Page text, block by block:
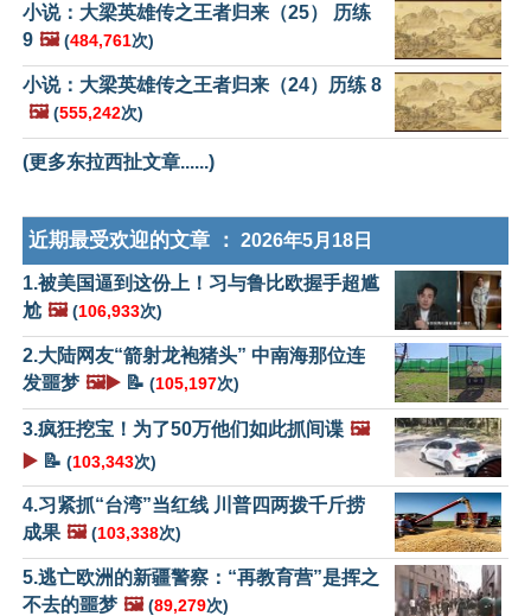
小说：大梁英雄传之王者归来（25） 历练
9 🖼️ (484,761次)
小说：大梁英雄传之王者归来（24）历练 8
🖼️ (555,242次)
(更多东拉西扯文章......)
近期最受欢迎的文章 ： 2026年5月18日
1.被美国逼到这份上！习与鲁比欧握手超尴
尬 🖼️ (106,933次)
2.大陆网友“箭射龙袍猪头” 中南海那位连
发噩梦 🖼️▶️ 📝 (105,197次)
3.疯狂挖宝！为了50万他们如此抓间谍 🖼️
▶️ 📝 (103,343次)
4.习紧抓“台湾”当红线 川普四两拨千斤捞
成果 🖼️ (103,338次)
5.逃亡欧洲的新疆警察：“再教育营”是挥之
不去的噩梦 🖼️ (89,279次)